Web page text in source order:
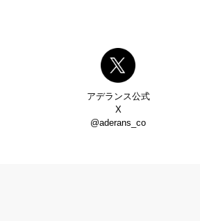
アデランス公式
X
@aderans_co